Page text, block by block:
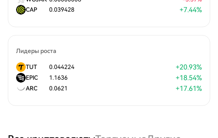
CAP
0.039428 +7.44%
Лидеры роста
TUT 0.044224 +20.93%
EPIC 1.1636 +18.54%
ARC 0.0621 +17.61%